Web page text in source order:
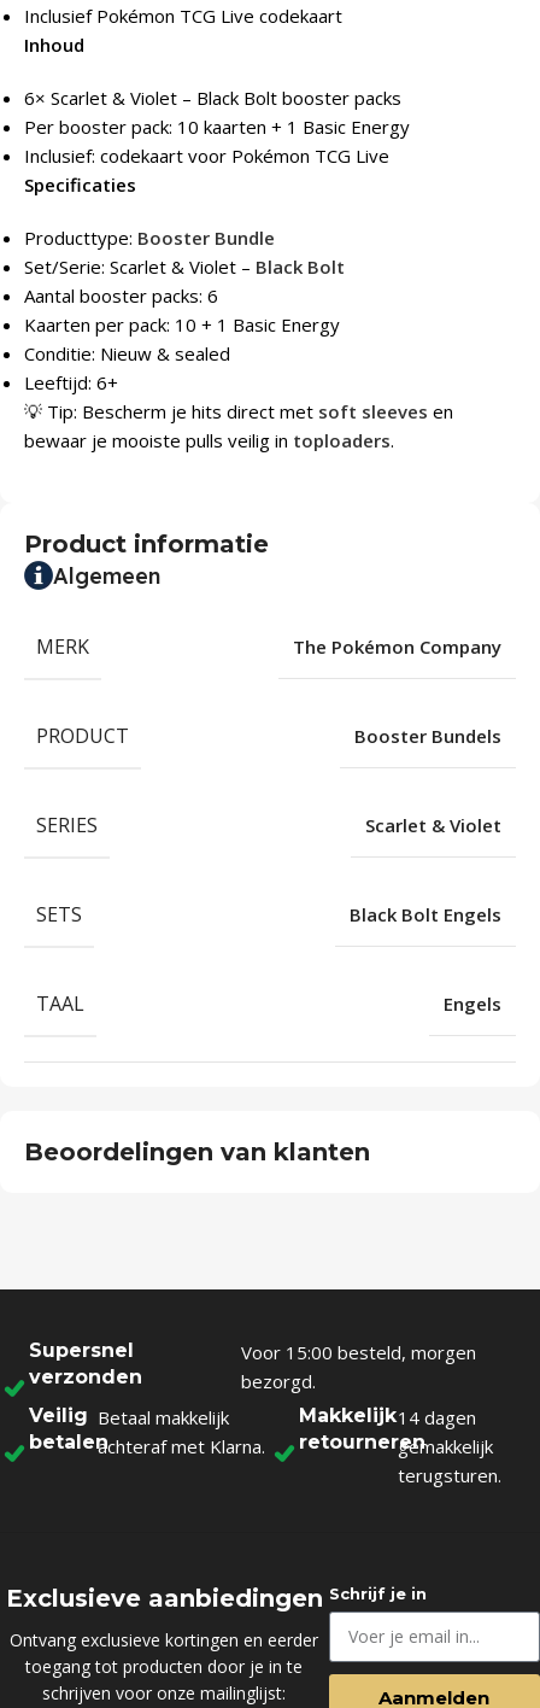
Inclusief Pokémon TCG Live codekaart
Inhoud
6× Scarlet & Violet – Black Bolt booster packs
Per booster pack: 10 kaarten + 1 Basic Energy
Inclusief: codekaart voor Pokémon TCG Live
Specificaties
Producttype: Booster Bundle
Set/Serie: Scarlet & Violet – Black Bolt
Aantal booster packs: 6
Kaarten per pack: 10 + 1 Basic Energy
Conditie: Nieuw & sealed
Leeftijd: 6+
💡 Tip: Bescherm je hits direct met soft sleeves en
bewaar je mooiste pulls veilig in toploaders.
Product informatie
Algemeen
MERK The Pokémon Company
PRODUCT Booster Bundels
SERIES Scarlet & Violet
SETS Black Bolt Engels
TAAL Engels
Beoordelingen van klanten
Supersnel
verzonden
Voor 15:00 besteld, morgen
bezorgd.
Veilig
betalen
Betaal makkelijk
achteraf met Klarna.
Makkelijk
retourneren
14 dagen
gemakkelijk
terugsturen.
Exclusieve aanbiedingen
Ontvang exclusieve kortingen en eerder
toegang tot producten door je in te
schrijven voor onze mailinglijst:
Schrijf je in
Aanmelden